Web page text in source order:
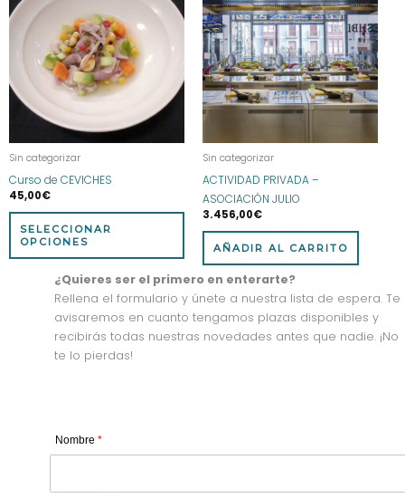
Sin categorizar
Curso de CEVICHES
45,00€
SELECCIONAR
OPCIONES
tiene
múltiples
variantes.
opciones
elegir
página
producto
Sin categorizar
ACTIVIDAD PRIVADA –
ASOCIACIÓN JULIO
3.456,00€
AÑADIR AL CARRITO
¿Quieres ser el primero en enterarte?
Rellena el formulario y únete a nuestra lista de espera. Te
avisaremos en cuanto tengamos plazas disponibles y
recibirás todas nuestras novedades antes que nadie. ¡No
te lo pierdas!
Nombre *